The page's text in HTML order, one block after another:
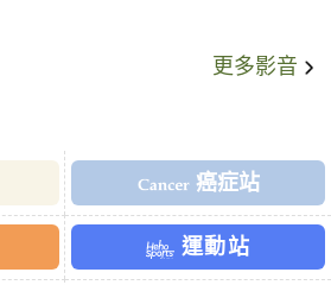
更多影音
癌症站
運動站